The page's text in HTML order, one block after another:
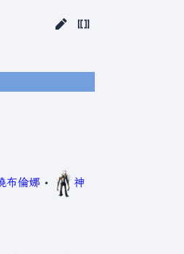
布倫娜 • 神